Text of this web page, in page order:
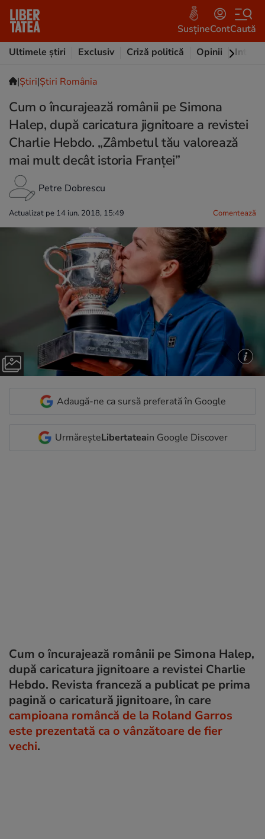
SusțineContCaută
Ultimele știri
Exclusiv Criză politică Opinii
|Ştiri|Știri România
Cum o încurajează românii pe Simona
Halep, după caricatura jignitoare a revistei
Charlie Hebdo. „Zâmbetul tău valorează
mai mult decât istoria Franței”
Petre Dobrescu
Actualizat pe 14 iun. 2018, 15:49 Comentează
Adaugă-ne ca sursă preferată în Google
UrmăreșteLibertateain Google Discover
Cum o încurajează românii pe Simona Halep,
după caricatura jignitoare a revistei Charlie
Hebdo. Revista franceză a publicat pe prima
pagină o caricatură jignitoare, în care
campioana româncă de la Roland Garros
este prezentată ca o vânzătoare de fier
vechi.